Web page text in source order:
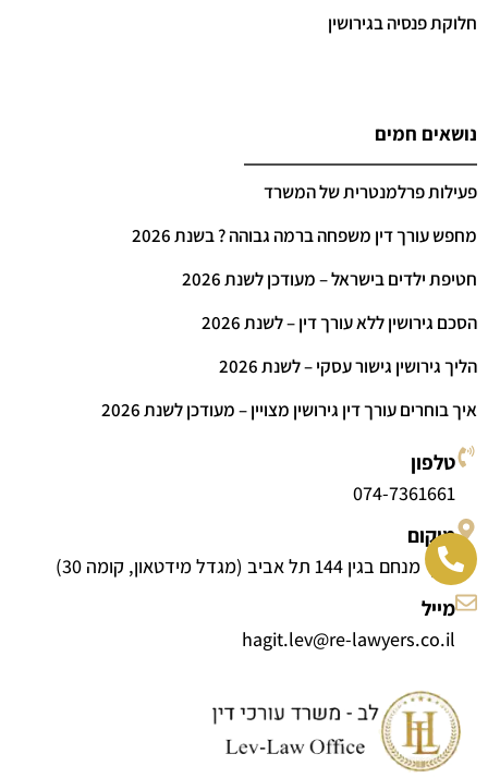
חלוקת פנסיה בגירושין
נושאים חמים
פעילות פרלמנטרית של המשרד
מחפש עורך דין משפחה ברמה גבוהה ? בשנת 2026
חטיפת ילדים בישראל – מעודכן לשנת 2026
הסכם גירושין ללא עורך דין – לשנת 2026
הליך גירושין גישור עסקי – לשנת 2026
איך בוחרים עורך דין גירושין מצויין – מעודכן לשנת 2026
טלפון
074-7361661
מיקום
דרך מנחם בגין 144 תל אביב (מגדל מידטאון, קומה 30)
מייל
hagit.lev@re-lawyers.co.il